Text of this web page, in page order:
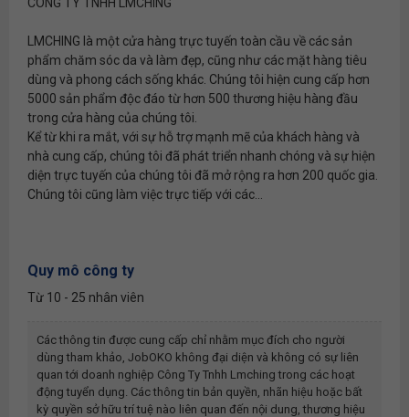
LMCHING là một cửa hàng trực tuyến toàn cầu về các sản
phẩm chăm sóc da và làm đẹp, cũng như các mặt hàng tiêu
dùng và phong cách sống khác. Chúng tôi hiện cung cấp hơn
5000 sản phẩm độc đáo từ hơn 500 thương hiệu hàng đầu
trong cửa hàng của chúng tôi.
Kể từ khi ra mắt, với sự hỗ trợ mạnh mẽ của khách hàng và
nhà cung cấp, chúng tôi đã phát triển nhanh chóng và sự hiện
diện trực tuyến của chúng tôi đã mở rộng ra hơn 200 quốc gia.
Chúng tôi cũng làm việc trực tiếp với các...
Quy mô công ty
Từ 10 - 25 nhân viên
Các thông tin được cung cấp chỉ nhằm mục đích cho người
dùng tham khảo, JobOKO không đại diện và không có sự liên
quan tới doanh nghiệp Công Ty Tnhh Lmching trong các hoạt
động tuyển dụng. Các thông tin bản quyền, nhãn hiệu hoặc bất
kỳ quyền sở hữu trí tuệ nào liên quan đến nội dung, thương hiệu